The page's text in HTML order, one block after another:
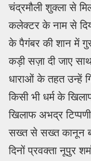
चंद्रमौली शुक्ला से
कलेक्टर के नाम से
के पैगंबर की शान में
कड़ी सज़ा दी जाए
धाराओं के तहत उन्हें
किसी भी धर्म के
खिलाफ अभद्र
सख्त से सख्त कानून
दिनों प्रवक्ता नूपुर